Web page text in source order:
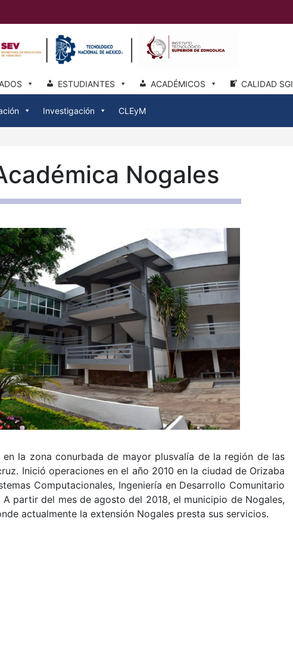
ESTUDIANTES ACADÉMICOS CALIDAD SGI
Investigación CLEyM
Nogales
la zona conurbada de mayor plusvalía de la región de las
Inició operaciones en el año 2010 en la ciudad de Orizaba
Computacionales, Ingeniería en Desarrollo Comunitario
A partir del mes de agosto del 2018, el municipio de Nogales,
actualmente la extensión Nogales presta sus servicios.